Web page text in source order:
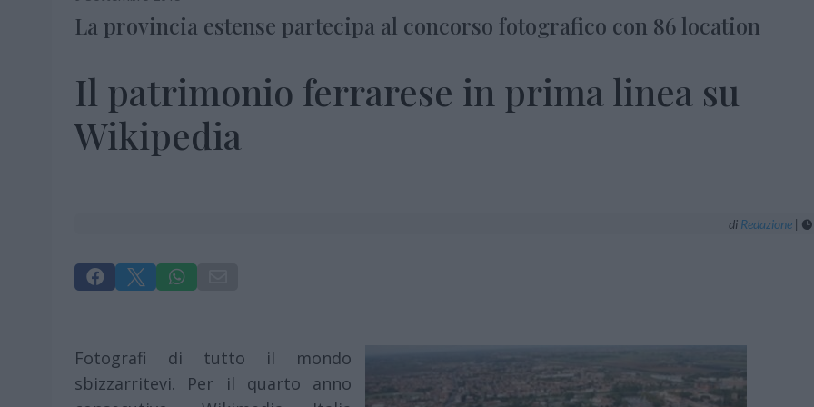
La provincia estense partecipa al concorso fotografico con 86 location
Il patrimonio ferrarese in prima linea su
Wikipedia
di Redazione| 
  
Fotografi di tutto il mondo
sbizzarritevi. Per il quarto anno